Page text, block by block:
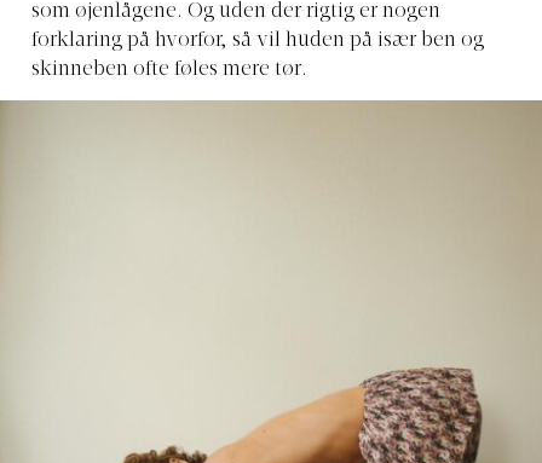
som øjenlågene. Og uden der rigtig er nogen
forklaring på hvorfor, så vil huden på især ben og
skinneben ofte føles mere tør.